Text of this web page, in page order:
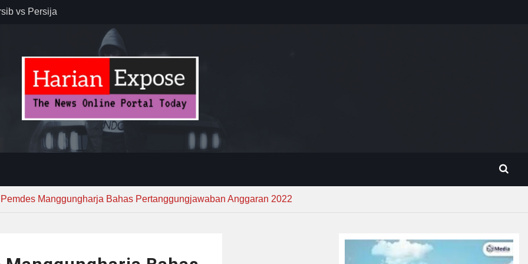
vs Persija
– Banjar
MUI ke
Manggungharja Bahas Pertanggungjawaban Anggaran 2022